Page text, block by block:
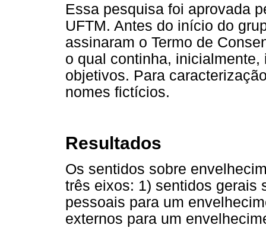
Essa pesquisa foi aprovada
UFTM. Antes do início do
assinaram o Termo de
o qual continha,
objetivos. Para
nomes fictícios.
Resultados
Os sentidos sobre
três eixos: 1) sentidos gerais
pessoais para um
externos para um